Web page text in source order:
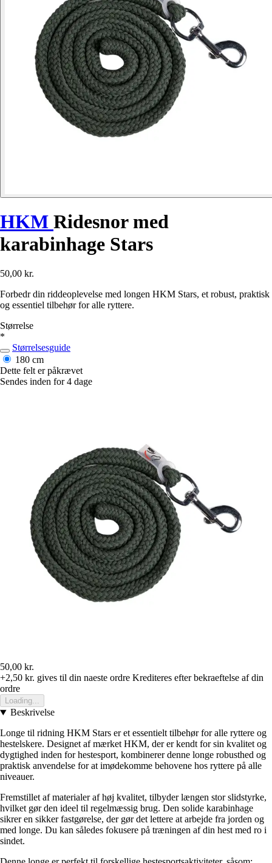
HKM Ridesnor med
karabinhage Stars
50,00 kr.
Forbedr din riddeoplevelse med longen HKM Stars, et robust, praktisk
og essentiel tilbehør for alle ryttere.
Størrelse
*
Størrelsesguide
180 cm
Dette felt er påkrævet
Sendes inden for 4 dage
50,00 kr.
+2,50 kr. gives til din naeste ordre Krediteres efter bekraeftelse af din
ordre
Loading...
Beskrivelse
Longe til ridning HKM Stars er et essentielt tilbehør for alle ryttere og
hestelskere. Designet af mærket HKM, der er kendt for sin kvalitet og
dygtighed inden for hestesport, kombinerer denne longe robusthed og
praktisk anvendelse for at imødekomme behovene hos ryttere på alle
niveauer.
Fremstillet af materialer af høj kvalitet, tilbyder længen stor slidstyrke,
hvilket gør den ideel til regelmæssig brug. Den solide karabinhage
sikrer en sikker fastgørelse, der gør det lettere at arbejde fra jorden og
med longe. Du kan således fokusere på træningen af din hest med ro i
sindet.